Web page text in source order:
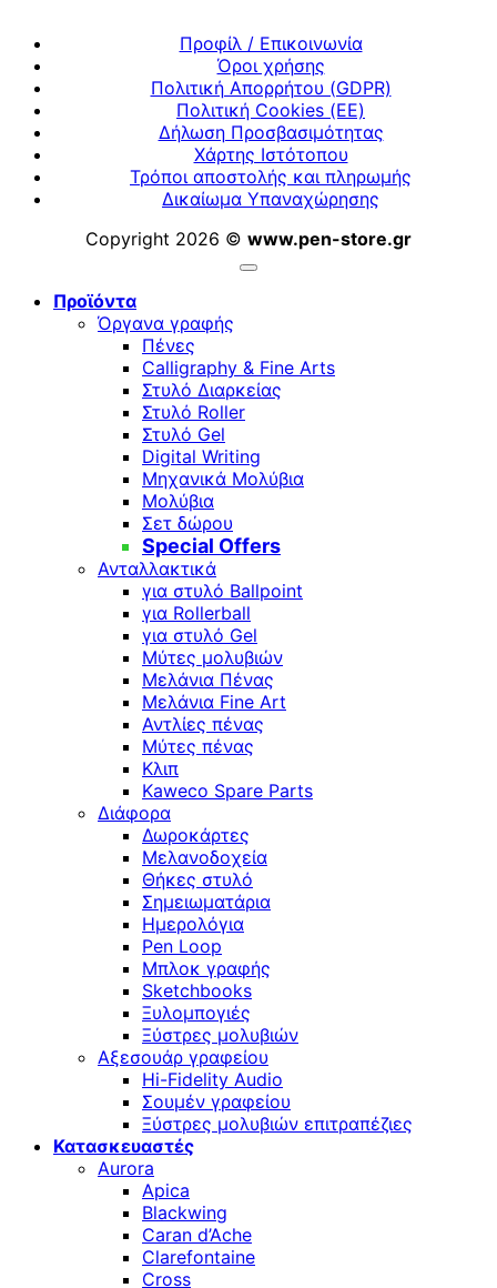
Προφίλ / Επικοινωνία
Όροι χρήσης
Πολιτική Απορρήτου (GDPR)
Πολιτική Cookies (ΕΕ)
Δήλωση Προσβασιμότητας
Χάρτης Ιστότοπου
Τρόποι αποστολής και πληρωμής
Δικαίωμα Υπαναχώρησης
Copyright 2026 © www.pen-store.gr
Προϊόντα
Όργανα γραφής
Πένες
Calligraphy & Fine Arts
Στυλό Διαρκείας
Στυλό Roller
Στυλό Gel
Digital Writing
Μηχανικά Μολύβια
Μολύβια
Σετ δώρου
Special Offers
Ανταλλακτικά
για στυλό Ballpoint
για Rollerball
για στυλό Gel
Μύτες μολυβιών
Μελάνια Πένας
Μελάνια Fine Art
Αντλίες πένας
Μύτες πένας
Κλιπ
Kaweco Spare Parts
Διάφορα
Δωροκάρτες
Μελανοδοχεία
Θήκες στυλό
Σημειωματάρια
Ημερολόγια
Pen Loop
Μπλοκ γραφής
Sketchbooks
Ξυλομπογιές
Ξύστρες μολυβιών
Αξεσουάρ γραφείου
Hi-Fidelity Audio
Σουμέν γραφείου
Ξύστρες μολυβιών επιτραπέζιες
Κατασκευαστές
Aurora
Apica
Blackwing
Caran d’Ache
Clarefontaine
Cross